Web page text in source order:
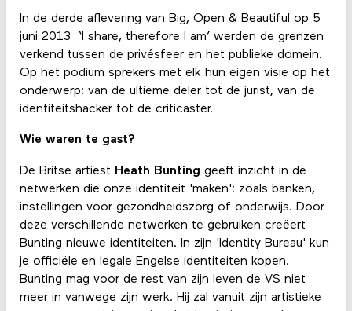
In de derde aflevering van Big, Open & Beautiful op 5
juni 2013 ‘I share, therefore I am’ werden de grenzen
verkend tussen de privésfeer en het publieke domein.
Op het podium sprekers met elk hun eigen visie op het
onderwerp: van de ultieme deler tot de jurist, van de
identiteitshacker tot de criticaster.
Wie waren te gast?
De Britse artiest Heath Bunting geeft inzicht in de
netwerken die onze identiteit 'maken': zoals banken,
instellingen voor gezondheidszorg of onderwijs. Door
deze verschillende netwerken te gebruiken creëert
Bunting nieuwe identiteiten. In zijn 'Identity Bureau' kun
je officiële en legale Engelse identiteiten kopen.
Bunting mag voor de rest van zijn leven de VS niet
meer in vanwege zijn werk. Hij zal vanuit zijn artistieke